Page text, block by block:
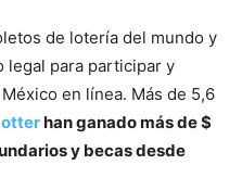
de lotería del mundo y
legal para participar y
en línea. Más de 5,6
han ganado más de $
y becas desde